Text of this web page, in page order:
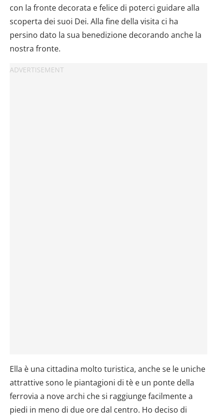
con la fronte decorata e felice di poterci guidare alla
scoperta dei suoi Dei. Alla fine della visita ci ha
persino dato la sua benedizione decorando anche la
nostra fronte.
Ella è una cittadina molto turistica, anche se le uniche
attrattive sono le piantagioni di tè e un ponte della
ferrovia a nove archi che si raggiunge facilmente a
piedi in meno di due ore dal centro. Ho deciso di